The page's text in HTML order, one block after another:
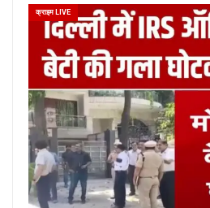
क्राइम LIVE